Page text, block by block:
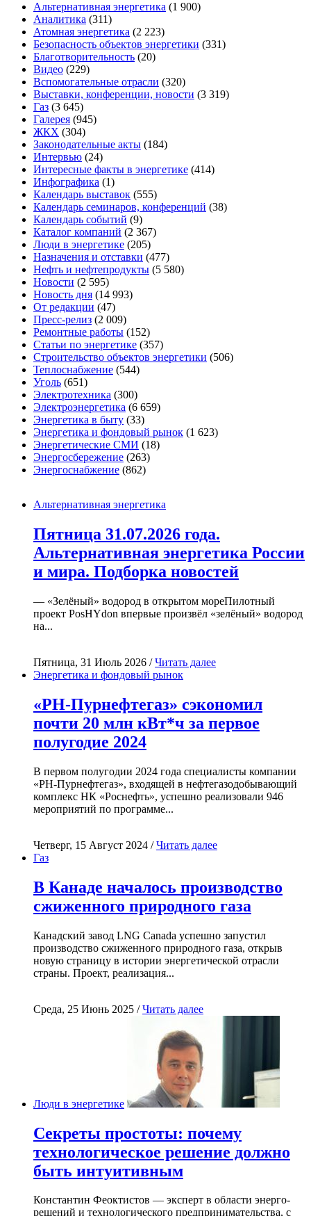
Альтернативная энергетика (1 900)
Аналитика (311)
Атомная энергетика (2 223)
Безопасность объектов энергетики (331)
Благотворительность (20)
Видео (229)
Вспомогательные отрасли (320)
Выставки, конференции, новости (3 319)
Газ (3 645)
Галерея (945)
ЖКХ (304)
Законодательные акты (184)
Интервью (24)
Интересные факты в энергетике (414)
Инфографика (1)
Календарь выставок (555)
Календарь семинаров, конференций (38)
Календарь событий (9)
Каталог компаний (2 367)
Люди в энергетике (205)
Назначения и отставки (477)
Нефть и нефтепродукты (5 580)
Новости (2 595)
Новость дня (14 993)
От редакции (47)
Пресс-релиз (2 009)
Ремонтные работы (152)
Статьи по энергетике (357)
Строительство объектов энергетики (506)
Теплоснабжение (544)
Уголь (651)
Электротехника (300)
Электроэнергетика (6 659)
Энергетика в быту (33)
Энергетика и фондовый рынок (1 623)
Энергетические СМИ (18)
Энергосбережение (263)
Энергоснабжение (862)
Альтернативная энергетика
Пятница 31.07.2026 года.
Альтернативная энергетика России
и мира. Подборка новостей
— «Зелёный» водород в открытом мореПилотный
проект PosHYdon впервые произвёл «зелёный» водород
на...
Пятница, 31 Июль 2026 /Читать далее
Энергетика и фондовый рынок
«РН-Пурнефтегаз» сэкономил
почти 20 млн кВт*ч за первое
полугодие 2024
В первом полугодии 2024 года специалисты компании
«РН-Пурнефтегаз», входящей в нефтегазодобывающий
комплекс НК «Роснефть», успешно реализовали 946
мероприятий по программе...
Четверг, 15 Август 2024 /Читать далее
Газ
В Канаде началось производство
сжиженного природного газа
Канадский завод LNG Canada успешно запустил
производство сжиженного природного газа, открыв
новую страницу в истории энергетической отрасли
страны. Проект, реализация...
Среда, 25 Июнь 2025 /Читать далее
Люди в энергетике
Секреты простоты: почему
технологическое решение должно
быть интуитивным
Константин Феоктистов — эксперт в области энерго-
решений и технологического предпринимательства, с